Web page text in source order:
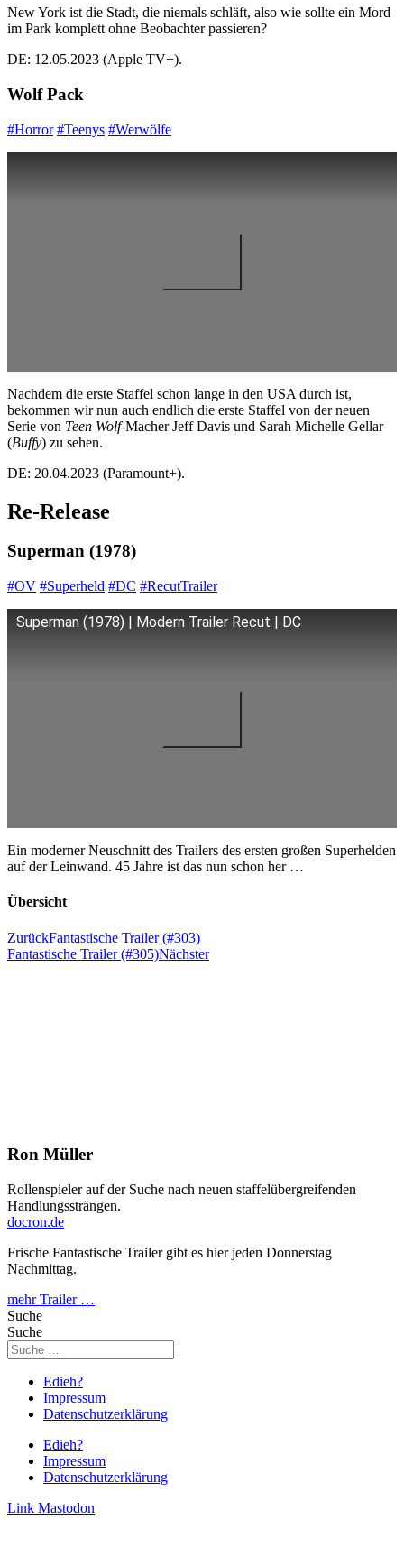
New York ist die Stadt, die niemals schläft, also wie sollte ein Mord
im Park komplett ohne Beobachter passieren?
DE: 12.05.2023 (Apple TV+).
Wolf Pack
#Horror #Teenys #Werwölfe
Nachdem die erste Staffel schon lange in den USA durch ist,
bekommen wir nun auch endlich die erste Staffel von der neuen
Serie von Teen Wolf-Macher Jeff Davis und Sarah Michelle Gellar
(Buffy) zu sehen.
DE: 20.04.2023 (Paramount+).
Re-Release
Superman (1978)
#OV #Superheld #DC #RecutTrailer
Superman (1978) | Modern Trailer Recut | DC
Ein moderner Neuschnitt des Trailers des ersten großen Superhelden
auf der Leinwand. 45 Jahre ist das nun schon her …
Übersicht
ZurückFantastische Trailer (#303)
Fantastische Trailer (#305)Nächster
Ron Müller
Rollenspieler auf der Suche nach neuen staffelübergreifenden
Handlungssträngen.
docron.de
Frische Fantastische Trailer gibt es hier jeden Donnerstag
Nachmittag.
mehr Trailer …
Suche
Suche
Edieh?
Impressum
Datenschutzerklärung
Edieh?
Impressum
Datenschutzerklärung
Link Mastodon